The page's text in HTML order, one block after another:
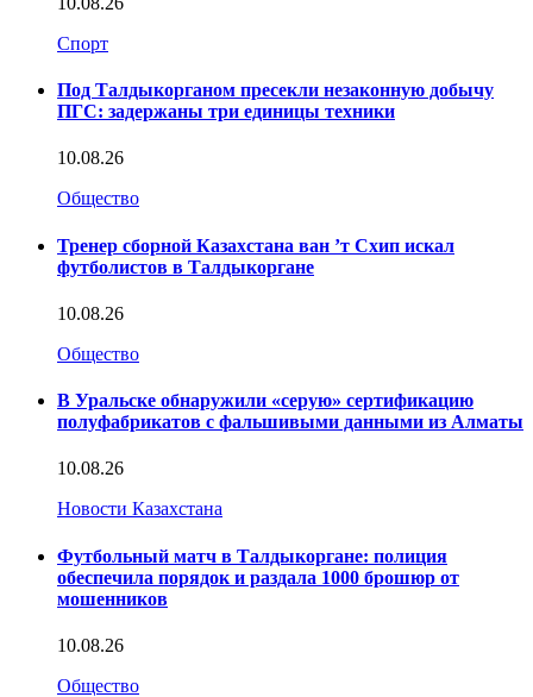
Спорт
Под Талдыкорганом пресекли незаконную добычу
ПГС: задержаны три единицы техники
10.08.26
Общество
Тренер сборной Казахстана ван ’т Схип искал
футболистов в Талдыкоргане
10.08.26
Общество
В Уральске обнаружили «серую» сертификацию
полуфабрикатов с фальшивыми данными из Алматы
10.08.26
Новости Казахстана
Футбольный матч в Талдыкоргане: полиция
обеспечила порядок и раздала 1000 брошюр от
мошенников
10.08.26
Общество